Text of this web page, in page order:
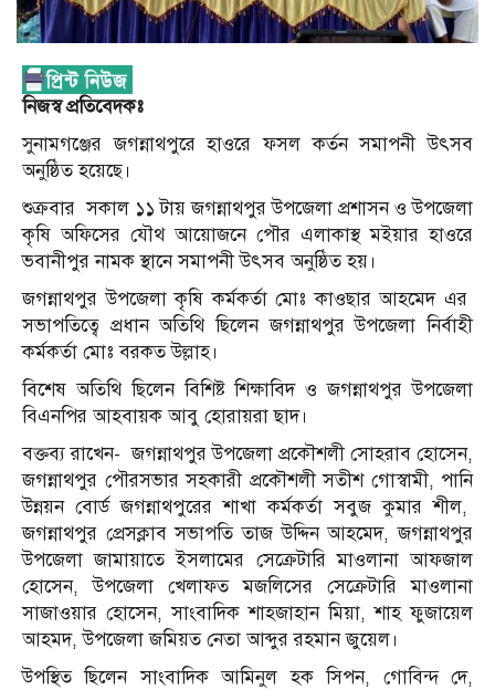
নিজস্ব প্রতিবেদকঃ
সুনামগঞ্জের জগন্নাথপুরে হাওরে ফসল কর্তন সমাপনী উৎসব
অনুষ্ঠিত হয়েছে।
শুক্রবার সকাল ১১ টায় জগন্নাথপুর উপজেলা প্রশাসন ও উপজেলা
কৃষি অফিসের যৌথ আয়োজনে পৌর এলাকাস্থ মইয়ার হাওরে
ভবানীপুর নামক স্থানে সমাপনী উৎসব অনুষ্ঠিত হয়।
জগন্নাথপুর উপজেলা কৃষি কর্মকর্তা মোঃ কাওছার আহমেদ এর
সভাপতিত্বে প্রধান অতিথি ছিলেন জগন্নাথপুর উপজেলা নির্বাহী
কর্মকর্তা মোঃ বরকত উল্লাহ।
বিশেষ অতিথি ছিলেন বিশিষ্ট শিক্ষাবিদ ও জগন্নাথপুর উপজেলা
বিএনপির আহবায়ক আবু হোরায়রা ছাদ।
বক্তব্য রাখেন- জগন্নাথপুর উপজেলা প্রকৌশলী সোহরাব হোসেন,
জগন্নাথপুর পৌরসভার সহকারী প্রকৌশলী সতীশ গোস্বামী, পানি
উন্নয়ন বোর্ড জগন্নাথপুরের শাখা কর্মকর্তা সবুজ কুমার শীল,
জগন্নাথপুর প্রেসক্লাব সভাপতি তাজ উদ্দিন আহমেদ, জগন্নাথপুর
উপজেলা জামায়াতে ইসলামের সেক্রেটারি মাওলানা আফজাল
হোসেন, উপজেলা খেলাফত মজলিসের সেক্রেটারি মাওলানা
সাজাওয়ার হোসেন, সাংবাদিক শাহজাহান মিয়া, শাহ ফুজায়েল
আহমদ, উপজেলা জমিয়ত নেতা আব্দুর রহমান জুয়েল।
উপস্থিত ছিলেন সাংবাদিক আমিনুল হক সিপন, গোবিন্দ দে,